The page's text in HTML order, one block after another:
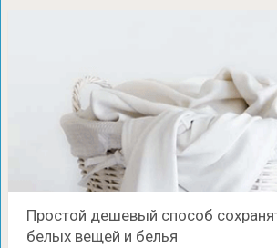
Простой дешевый способ
белых вещей и белья